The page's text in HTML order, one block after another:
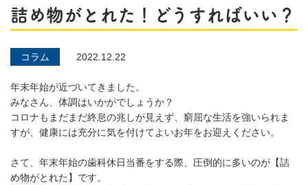
詰め物がとれた！どうすればいい？
コラム 2022.12.22
年末年始が近づいてきました。
みなさん、体調はいかがでしょうか？
コロナもまだまだ終息の兆しが見えず、窮屈な生活を強いられま
すが、健康には充分に気を付けてよいお年をお迎えください。
さて、年末年始の歯科休日当番をする際、圧倒的に多いのが【詰
め物がとれた】です。